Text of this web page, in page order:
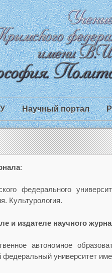
Научный портал
:
федерального
Культурология.
и издателе научного
автономное
университет